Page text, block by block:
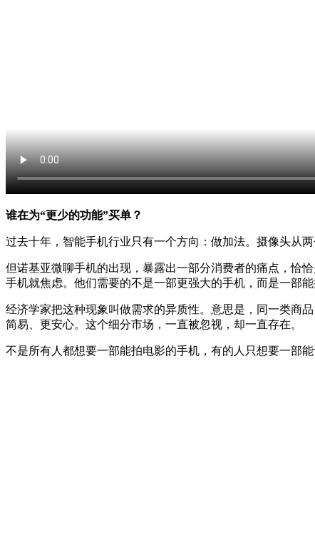
谁在为“更少的功能”买单？
过去十年，智能手机行业只有一个方向：做加法。摄像头从
但诺基亚微聊手机的出现，暴露出一部分消费者的痛点，恰
手机就焦虑。他们需要的不是一部更强大的手机，而是一部
经济学家把这种现象叫做需求的异质性。意思是，同一类商
简易、更安心。这个细分市场，一直被忽视，却一直存在。
不是所有人都想要一部能拍电影的手机，有的人只想要一部能